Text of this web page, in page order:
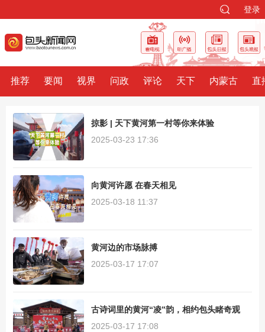
登录
推荐 要闻 视界 问政 评论 天下 内蒙古 直
掠影 | 天下黄河第一村等你来体验
2025-03-23 17:36
向黄河许愿 在春天相见
2025-03-18 11:37
黄河边的市场脉搏
2025-03-17 17:07
古诗词里的黄河“凌”韵，相约包头睹奇观
2025-03-17 17:08